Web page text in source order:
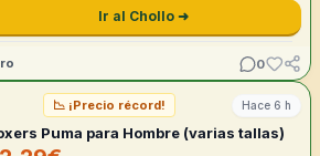
Ir al Chollo ➜
0
📉 ¡Precio récord! Hace 6 h
Puma para Hombre (varias tallas)